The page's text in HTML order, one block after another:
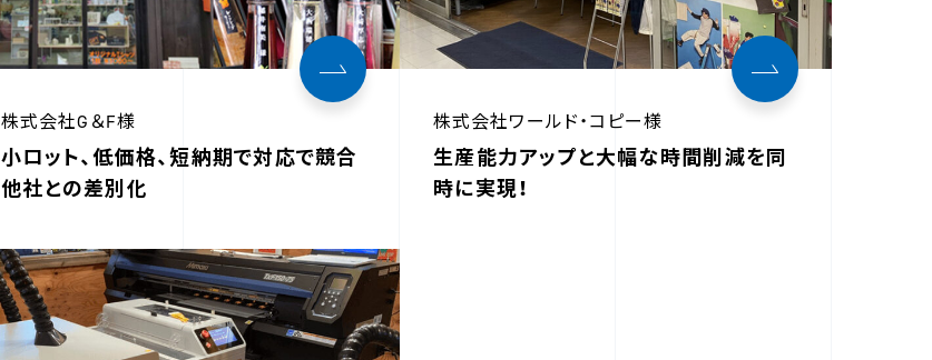
株式会社G＆F様
小ロット、低価格、短納期で対応で競合
他社との差別化
株式会社ワールド・コピー様
生産能力アップと大幅な時間削減を同
時に実現！